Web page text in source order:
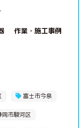
作業・施工事例
富士市今泉
岡市駿河区